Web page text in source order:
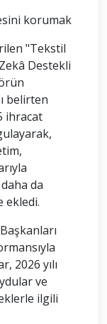
korumak
"Tekstil
Destekli
belirten
ihracat
da
ekledi.
2026 yılı
ve
ilgili